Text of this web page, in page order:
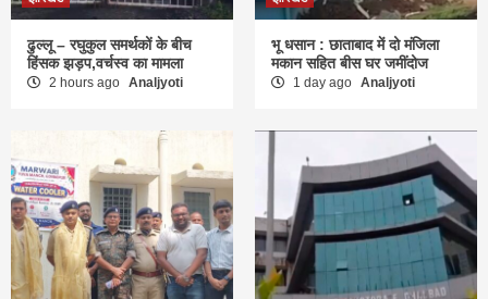
ढुल्लू – रघुकुल समर्थकों के बीच
हिंसक झड़प,वर्चस्व का मामला
2 hours ago Analjyoti
भू धसान : छाताबाद में दो मंजिला
मकान सहित बीस घर जमींदोज
1 day ago Analjyoti